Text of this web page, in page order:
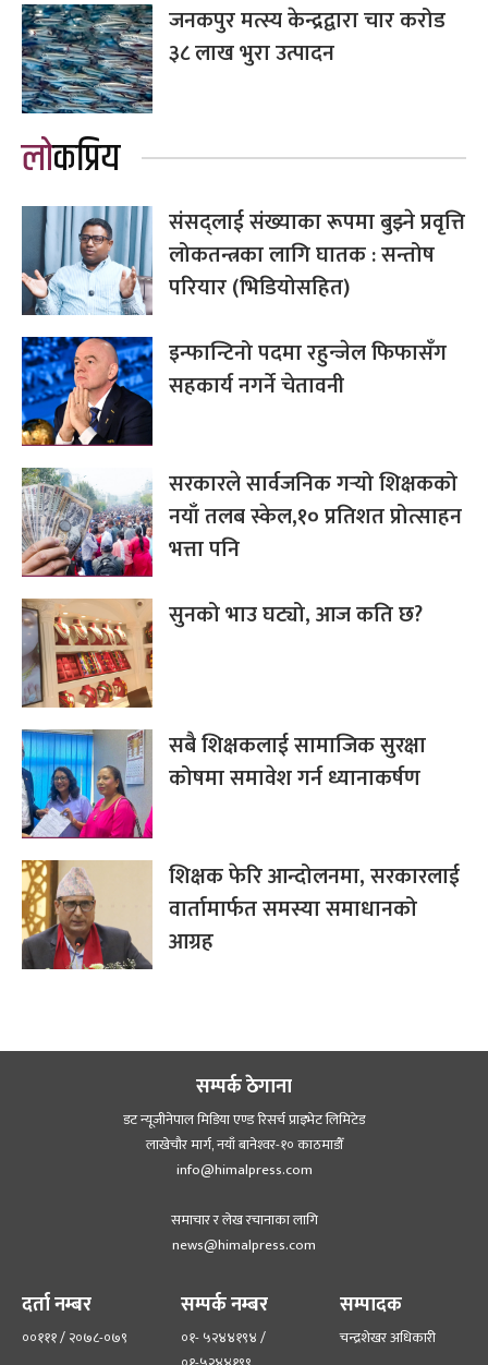
जनकपुर मत्स्य केन्द्रद्वारा चार करोड
३८ लाख भुरा उत्पादन
लोकप्रिय
संसद्लाई संख्याका रूपमा बुझ्ने प्रवृत्ति
लोकतन्त्रका लागि घातक : सन्तोष
परियार (भिडियोसहित)
इन्फान्टिनो पदमा रहुन्जेल फिफासँग
सहकार्य नगर्ने चेतावनी
सरकारले सार्वजनिक गर्‍यो शिक्षकको
नयाँ तलब स्केल,१० प्रतिशत प्रोत्साहन
भत्ता पनि
सुनको भाउ घट्यो, आज कति छ?
सबै शिक्षकलाई सामाजिक सुरक्षा
कोषमा समावेश गर्न ध्यानाकर्षण
शिक्षक फेरि आन्दोलनमा, सरकारलाई
वार्तामार्फत समस्या समाधानको
आग्रह
सम्पर्क ठेगाना
डट न्यूजीनेपाल मिडिया एण्ड रिसर्च प्राइभेट लिमिटेड
लाखेचौर मार्ग, नयाँ बानेश्‍वर-१० काठमाडौँ
info@himalpress.com
समाचार र लेख रचानाका लागि
news@himalpress.com
दर्ता नम्बर
००१११ / २०७८-०७९
सम्पर्क नम्बर
०१- ५२४४१९४ /
सम्पादक
चन्द्रशेखर अधिकारी